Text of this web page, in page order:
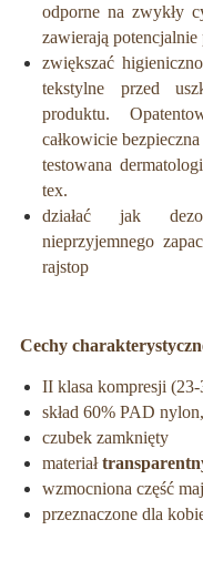
odporne na zwykły
zawierają potencjalnie
zwiększać
tekstylne przed
produktu.
całkowicie
testowana
tex.
działać jak
nieprzyjemnego
rajstop
Cechy
II klasa kompresji
skład 60% PAD
czubek zamknięty
materiał
wzmocniona część
przeznaczone dla